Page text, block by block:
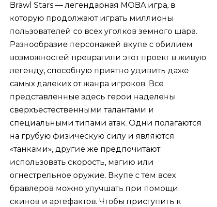
Brawl Stars — легендарная MOBA игра, в
которую продолжают играть миллионы
пользователей со всех уголков земного шара.
Разнообразие персонажей вкупе с обилием
возможностей превратили этот проект в живую
легенду, способную приятно удивить даже
самых далеких от жанра игроков. Все
представленные здесь герои наделены
сверхъестественными талантами и
специальными типами атак. Одни полагаются
на грубую физическую силу и являются
«танками», другие же предпочитают
использовать скорость, магию или
огнестрельное оружие. Вкупе с тем всех
бравлеров можно улучшать при помощи
скинов и артефактов. Чтобы приступить к